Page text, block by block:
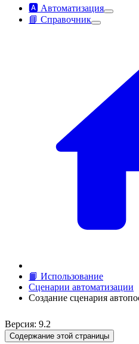
🅰️ Автоматизация
📘 Справочник
📙 Использование
Сценарии автоматизации
Создание сценария
Версия: 9.2
Содержание этой страницы